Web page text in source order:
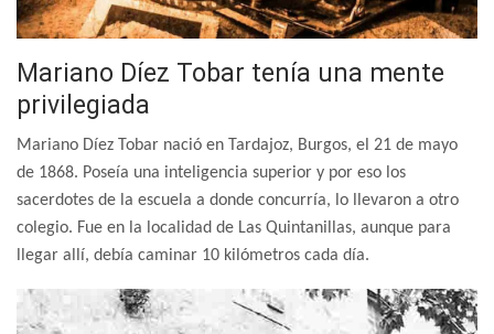
Mariano Díez Tobar tenía una mente
privilegiada
Mariano Díez Tobar nació en Tardajoz, Burgos, el 21 de mayo
de 1868. Poseía una inteligencia superior y por eso los
sacerdotes de la escuela a donde concurría, lo llevaron a otro
colegio. Fue en la localidad de Las Quintanillas, aunque para
llegar allí, debía caminar 10 kilómetros cada día.